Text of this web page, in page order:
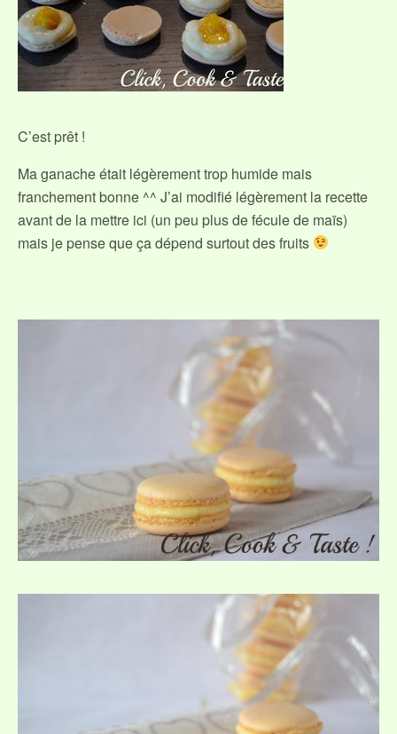
C’est prêt !
Ma ganache était légèrement trop humide mais
franchement bonne ^^ J’ai modifié légèrement la recette
avant de la mettre ici (un peu plus de fécule de maïs)
mais je pense que ça dépend surtout des fruits